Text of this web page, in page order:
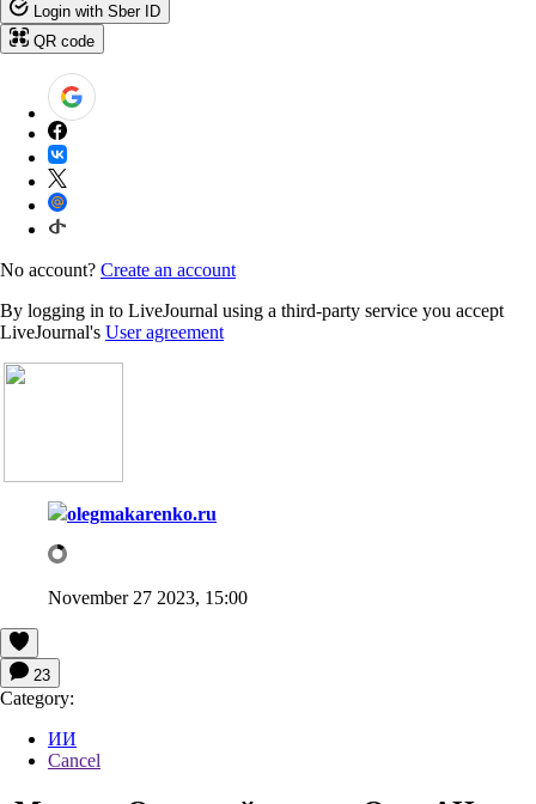
Login with Sber ID
QR code
No account? Create an account
By logging in to LiveJournal using a third-party service you accept
LiveJournal's User agreement
olegmakarenko.ru
November 27 2023, 15:00
23
Category:
ИИ
Cancel